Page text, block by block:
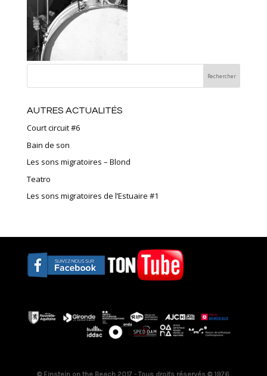
AUTRES ACTUALITÉS
Court circuit #6
Bain de son
Les sons migratoires – Blond
Teatro
Les sons migratoires de l’Estuaire #1